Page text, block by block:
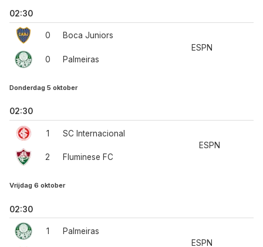
02:30
0
0
Boca Juniors
Palmeiras
ESPN
Donderdag 5 oktober
02:30
1
2
SC Internacional
Fluminese FC
ESPN
Vrijdag 6 oktober
02:30
1
Palmeiras
ESPN